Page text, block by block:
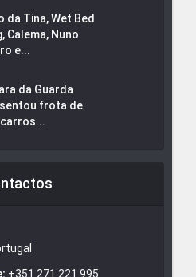
da Tina, Wet Bed
Calema, Nuno
e...
da Guarda
frota de
+351 271 221 995